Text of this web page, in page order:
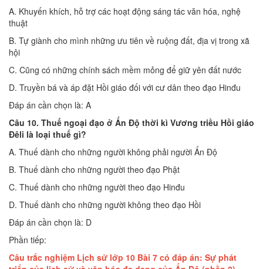
A. Khuyến khích, hỗ trợ các hoạt động sáng tác văn hóa, nghệ
thuật
B. Tự giành cho mình những ưu tiên về ruộng đất, địa vị trong xã
hội
C. Cũng có những chính sách mềm mỏng để giữ yên đất nước
D. Truyền bá và áp đặt Hồi giáo đối với cư dân theo đạo Hinđu
Đáp án cần chọn là: A
Câu 10. Thuế ngoại đạo ở Ấn Độ thời kì Vương triều Hồi giáo
Đêli là loại thuế gì?
A. Thuế dành cho những người không phải người Ấn Độ
B. Thuế dành cho những người theo đạo Phật
C. Thuế dành cho những người theo đạo Hinđu
D. Thuế dành cho những người không theo đạo Hồi
Đáp án cần chọn là: D
Phần tiếp:
Câu trắc nghiệm Lịch sử lớp 10 Bài 7 có đáp án: Sự phát